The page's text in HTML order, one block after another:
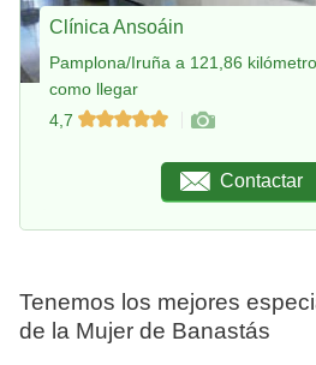
Clínica Ansoáin
Pamplona/Iruña a 121,86
como llegar
4,7
Contactar
Tenemos los mejores
de la Mujer de Banastás